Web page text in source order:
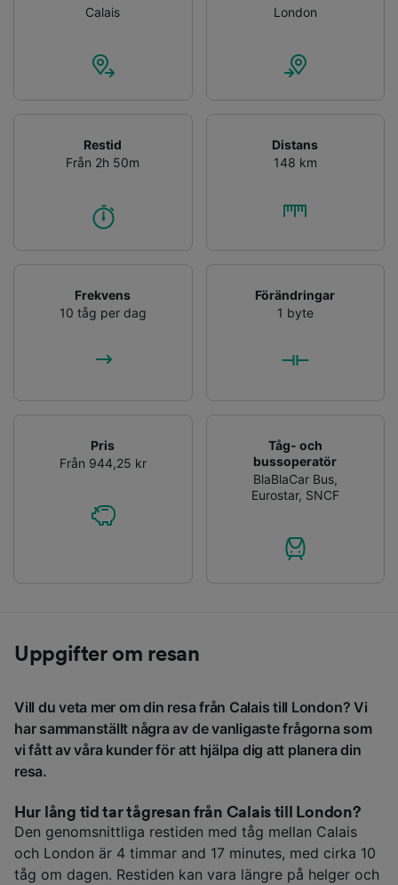
Calais
London
Restid
Från 2h 50m
Distans
148 km
Frekvens
10 tåg per dag
Förändringar
1 byte
Pris
Från 944,25 kr
Tåg- och
bussoperatör
BlaBlaCar Bus,
Eurostar, SNCF
Uppgifter om resan
Vill du veta mer om din resa från Calais till London? Vi
har sammanställt några av de vanligaste frågorna som
vi fått av våra kunder för att hjälpa dig att planera din
resa.
Hur lång tid tar tågresan från Calais till London?
Den genomsnittliga restiden med tåg mellan Calais
och London är 4 timmar and 17 minutes, med cirka 10
tåg om dagen. Restiden kan vara längre på helger och
reklam- och innehållsmätning, forskning
Lista över partner (leverantörer)